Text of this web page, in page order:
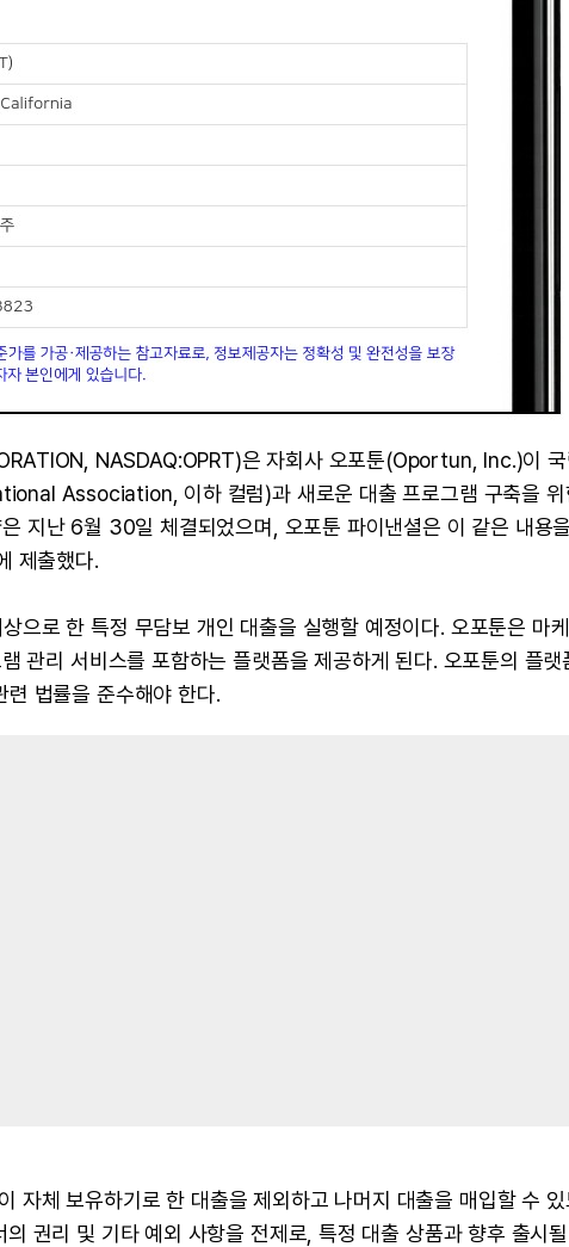
NASDAQ:OPRT)은 자회사 오포툰(Oportun, Inc.)이
Association, 이하 컬럼)과 새로운 대출 프로그램 구축을 위
지난 6월 30일 체결되었으며, 오포툰 파이낸셜은 이 같은 내용
제출했다.
으로 한 특정 무담보 개인 대출을 실행할 예정이다. 오포툰은 마케
관리 서비스를 포함하는 플랫폼을 제공하게 된다. 오포툰의 플랫
법률을 준수해야 한다.
자체 보유하기로 한 대출을 제외하고 나머지 대출을 매입할 수 있
권리 및 기타 예외 사항을 전제로, 특정 대출 상품과 향후 출시